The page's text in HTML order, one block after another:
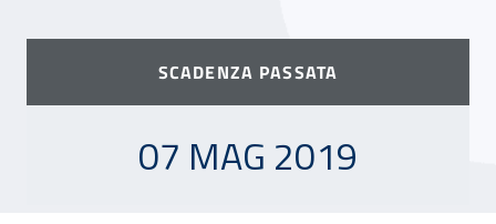
SCADENZA PASSATA
07 MAGGIO 2019
07 MAG 2019